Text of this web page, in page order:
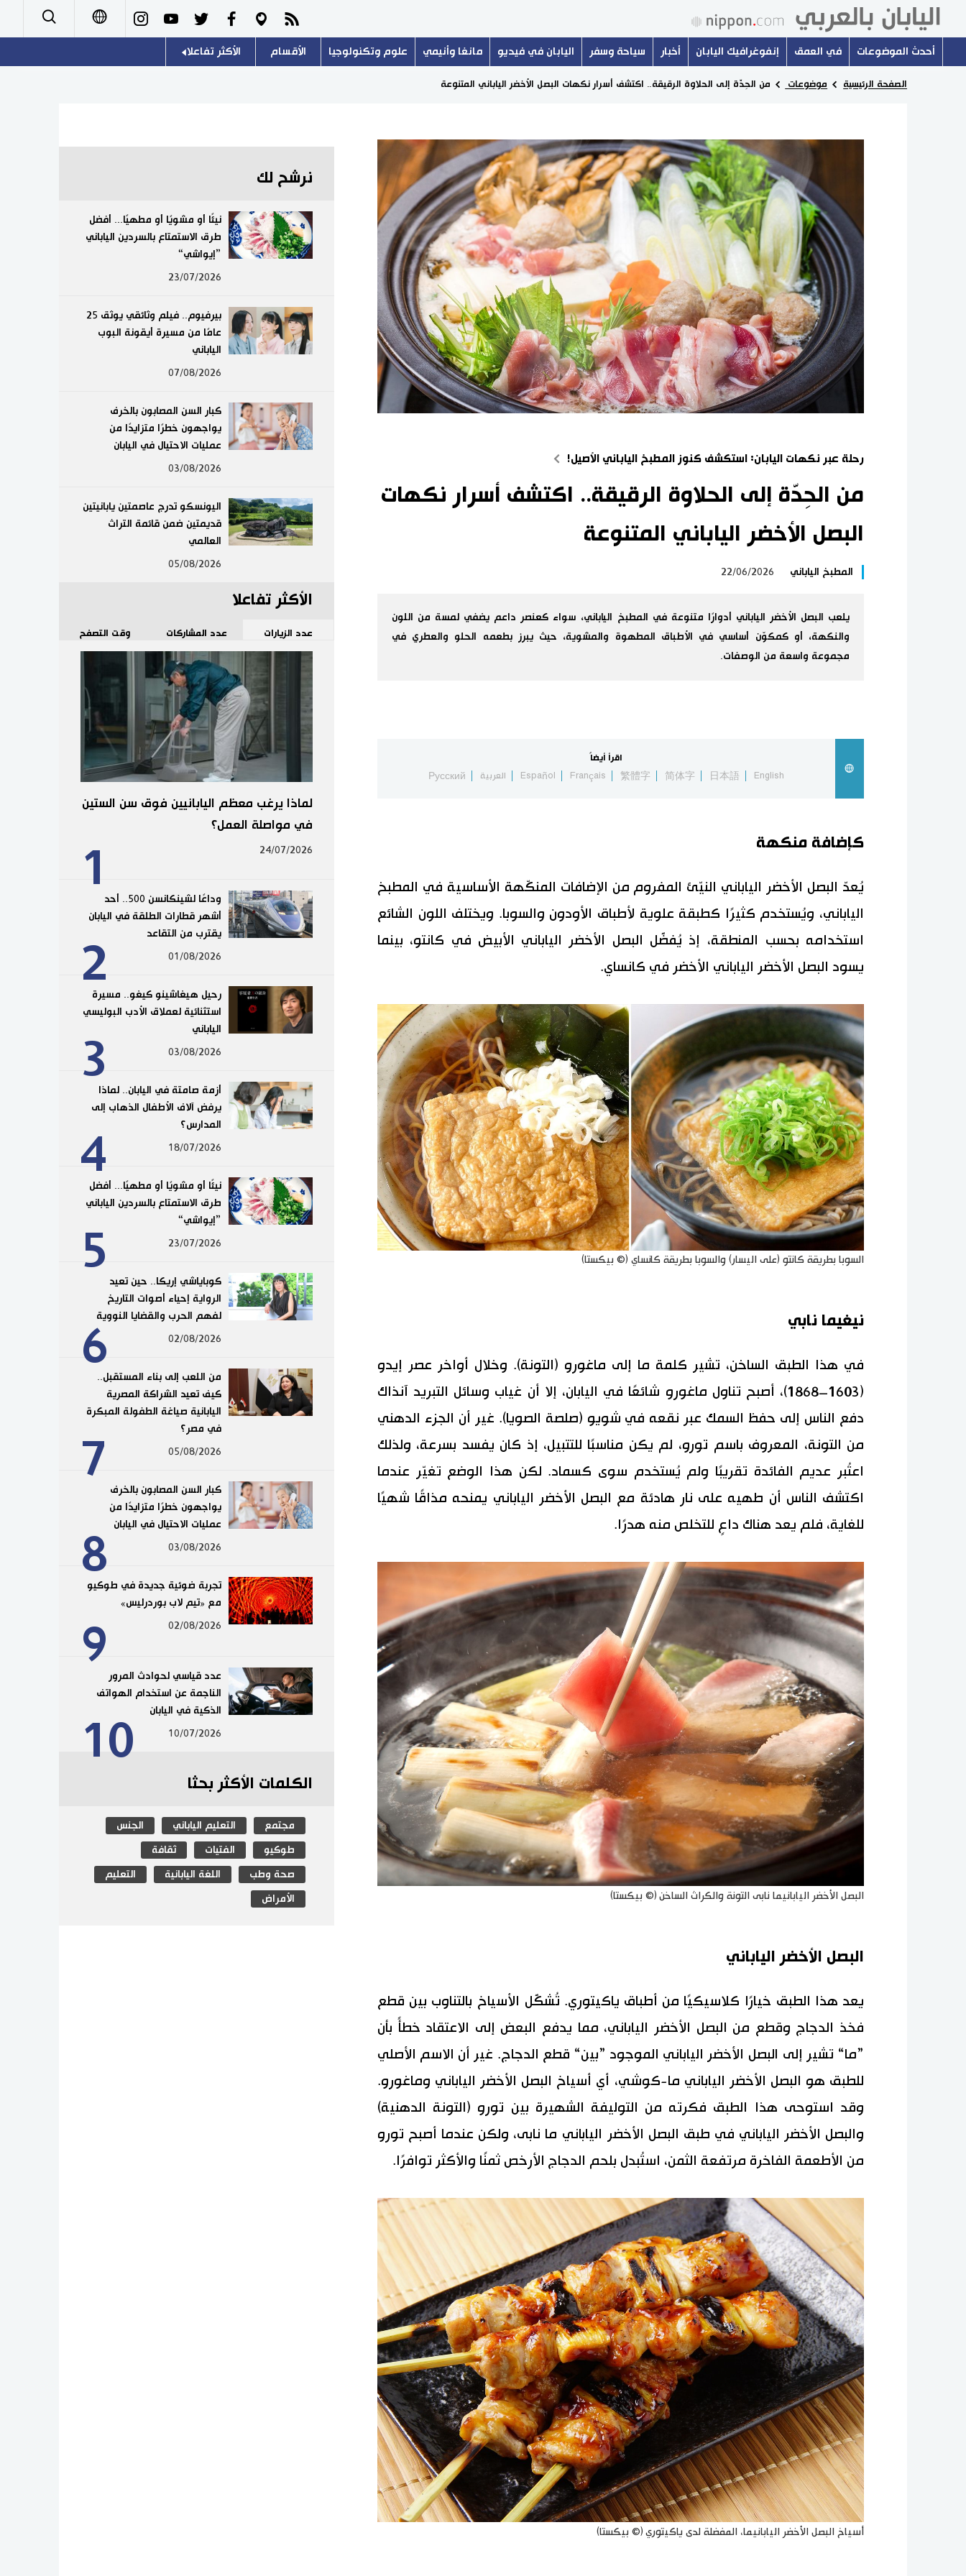
Español
أحدث الموضوعات في العمق إنفوغرافيك اليابان أخبار سياحة وسفر اليابان في فيديو مانغا وأنيمي علوم وتكنولوجيا الأقسام
اقتصاد
لايف ستايل
إعلان
الأكثر تفاعلا
الصفحة الرئيسية موضوعات من الحِدّة إلى الحلاوة الرقيقة.. اكتشف أسرار نكهات البصل الأخضر الياباني المتنوعة
رحلة عبر نكهات اليابان: استكشف كنوز المطبخ الياباني الأصيل!
من الحِدّة إلى الحلاوة الرقيقة.. اكتشف أسرار نكهات
البصل الأخضر الياباني المتنوعة
المطبخ الياباني 22/06/2026
يلعب البصل الأخضر الياباني أدوارًا متنوعة في المطبخ الياباني، سواء كعنصر داعم يضفي لمسة من اللون
والنكهة، أو كمكوّن أساسي في الأطباق المطهوة والمشوية، حيث يبرز بطعمه الحلو والعطري في
مجموعة واسعة من الوصفات.
اقرأ أيضاً
English
日本語
简体字
繁體字
Français
Español العربية Русский
كإضافة منكهة
يُعدّ البصل الأخضر الياباني النيّئ المفروم من الإضافات المنكّهة الأساسية في المطبخ
الياباني، ويُستخدم كثيرًا كطبقة علوية لأطباق الأودون والسوبا. ويختلف اللون الشائع
استخدامه بحسب المنطقة، إذ يُفضَّل البصل الأخضر الياباني الأبيض في كانتو، بينما
يسود البصل الأخضر الياباني الأخضر في كانساي.
السوبا بطريقة كانتو (على اليسار) والسوبا بطريقة كانساي (© بيكستا)
نيغيما نابي
في هذا الطبق الساخن، تشير كلمة ما إلى ماغورو (التونة). وخلال أواخر عصر إيدو
(1603–1868)، أصبح تناول ماغورو شائعًا في اليابان، إلا أن غياب وسائل التبريد آنذاك
دفع الناس إلى حفظ السمك عبر نقعه في شويو (صلصة الصويا). غير أن الجزء الدهني
من التونة، المعروف باسم تورو، لم يكن مناسبًا للتتبيل، إذ كان يفسد بسرعة، ولذلك
اعتُبر عديم الفائدة تقريبًا ولم يُستخدم سوى كسماد. لكن هذا الوضع تغيّر عندما
اكتشف الناس أن طهيه على نار هادئة مع البصل الأخضر الياباني يمنحه مذاقًا شهيًا
للغاية، فلم يعد هناك داعٍ للتخلص منه هدرًا.
البصل الأخضر اليابانيما نابى التونة والكراث الساخن (© بيكستا)
البصل الأخضر الياباني
يعد هذا الطبق خيارًا كلاسيكيًا من أطباق ياكيتوري. تُشكَّل الأسياخ بالتناوب بين قطع
فخذ الدجاج وقطع من البصل الأخضر الياباني، مما يدفع البعض إلى الاعتقاد خطأً بأن
”ما“ تشير إلى البصل الأخضر الياباني الموجود ”بين“ قطع الدجاج. غير أن الاسم الأصلي
للطبق هو البصل الأخضر الياباني ما-كوشي، أي أسياخ البصل الأخضر الياباني وماغورو.
وقد استوحى هذا الطبق فكرته من التوليفة الشهيرة بين تورو (التونة الدهنية)
والبصل الأخضر الياباني في طبق البصل الأخضر الياباني ما نابى، ولكن عندما أصبح تورو
من الأطعمة الفاخرة مرتفعة الثمن، استُبدل بلحم الدجاج الأرخص ثمنًا والأكثر توافرًا.
أسياخ البصل الأخضر اليابانيما، المفضلة لدى ياكيتوري (© بيكستا)
نرشح لك
نيئًا أو مشويًا أو مطهيًا... أفضل
طرق الاستمتاع بالسردين الياباني
”إيواشي“
23/07/2026
بيرفيوم.. فيلم وثائقي يوثق 25
عامًا من مسيرة أيقونة البوب
الياباني
07/08/2026
كبار السن المصابون بالخرف
يواجهون خطرًا متزايدًا من
عمليات الاحتيال في اليابان
03/08/2026
اليونسكو تدرج عاصمتين يابانيتين
قديمتين ضمن قائمة التراث
العالمي
05/08/2026
الأكثر تفاعلا
عدد الزيارات عدد المشاركات وقت التصفح
1
لماذا يرغب معظم اليابانيين فوق سن الستين
في مواصلة العمل؟
24/07/2026
2
وداعًا لشينكانسن 500.. أحد
أشهر قطارات الطلقة في اليابان
يقترب من التقاعد
01/08/2026
3
رحيل هيغاشينو كيغو.. مسيرة
استثنائية لعملاق الأدب البوليسي
الياباني
03/08/2026
4
أزمة صامتة في اليابان.. لماذا
يرفض آلاف الأطفال الذهاب إلى
المدارس؟
18/07/2026
5
نيئًا أو مشويًا أو مطهيًا... أفضل
طرق الاستمتاع بالسردين الياباني
”إيواشي“
23/07/2026
6
كوباياشي إريكا.. حين تعيد
الرواية إحياء أصوات التاريخ
لفهم الحرب والقضايا النووية
02/08/2026
7
من اللعب إلى بناء المستقبل..
كيف تعيد الشراكة المصرية
اليابانية صياغة الطفولة المبكرة
في مصر؟
05/08/2026
8
كبار السن المصابون بالخرف
يواجهون خطرًا متزايدًا من
عمليات الاحتيال في اليابان
03/08/2026
9
تجربة ضوئية جديدة في طوكيو
مع «تيم لاب بوردرليس»
02/08/2026
10
عدد قياسي لحوادث المرور
الناجمة عن استخدام الهواتف
الذكية في اليابان
10/07/2026
الكلمات الأكثر بحثا
مجتمع التعليم الياباني الجنس
طوكيو الفتيات ثقافة
صحة وطب اللغة اليابانية التعليم
الأمراض